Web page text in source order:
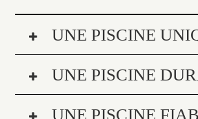
UNE PISCINE
UNE PISCINE
UNE PISCINE